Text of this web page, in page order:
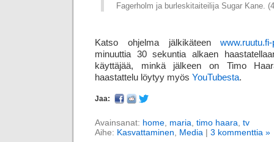
Fagerholm ja burleskitaiteilija Sugar Kane.
Katso ohjelma jälkikäteen
minuuttia 30 sekuntia alkaen
käyttäjää, minkä jälkeen on Timo
haastattelu löytyy myös YouTubesta.
Jaa:
Avainsanat: home, maria, timo haara, tv
Aihe: Kasvattaminen, Media | 3 kommenttia »